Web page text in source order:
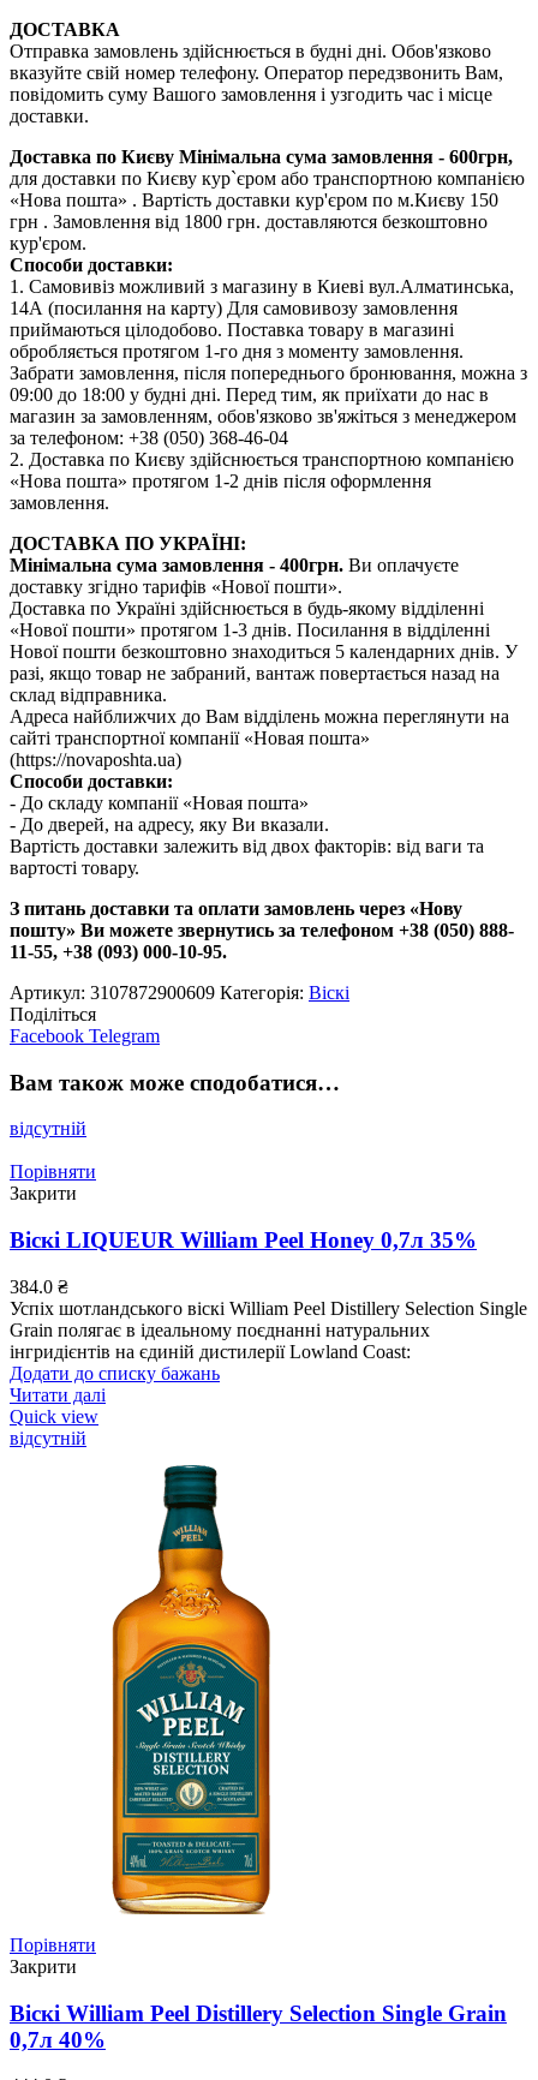
ДОСТАВКА
Отправка замовлень здійснюється в будні дні. Обов'язково
вказуйте свій номер телефону. Оператор передзвонить Вам,
повідомить суму Вашого замовлення і узгодить час і місце
доставки.
Доставка по Києву Мінімальна сума замовлення - 600грн,
для доставки по Києву кур`єром або транспортною компанією
«Нова пошта» . Вартість доставки кур'єром по м.Києву 150
грн . Замовлення від 1800 грн. доставляются безкоштовно
кур'єром.
Способи доставки:
1. Самовивіз можливий з магазину в Киеві вул.Алматинська,
14А (посилання на карту) Для самовивозу замовлення
приймаються цілодобово. Поставка товару в магазині
обробляється протягом 1-го дня з моменту замовлення.
Забрати замовлення, після попереднього бронювання, можна з
09:00 до 18:00 у будні дні. Перед тим, як приїхати до нас в
магазин за замовленням, обов'язково зв'яжіться з менеджером
за телефоном: +38 (050) 368-46-04
2. Доставка по Києву здійснюється транспортною компанією
«Нова пошта» протягом 1-2 днів після оформлення
замовлення.
ДОСТАВКА ПО УКРАЇНІ:
Мінімальна сума замовлення - 400грн. Ви оплачуєте
доставку згідно тарифів «Нової пошти».
Доставка по Україні здійснюється в будь-якому відділенні
«Нової пошти» протягом 1-3 днів. Посилання в відділенні
Нової пошти безкоштовно знаходиться 5 календарних днів. У
разі, якщо товар не забраний, вантаж повертається назад на
склад відправника.
Адреса найближчих до Вам відділень можна переглянути на
сайті транспортної компанії «Новая пошта»
(https://novaposhta.ua)
Способи доставки:
- До складу компанії «Новая пошта»
- До дверей, на адресу, яку Ви вказали.
Вартість доставки залежить від двох факторів: від ваги та
вартості товару.
З питань доставки та оплати замовлень через «Нову
пошту» Ви можете звернутись за телефоном +38 (050) 888-
11-55, +38 (093) 000-10-95.
Артикул: 3107872900609 Категорія: Віскі
Поділіться
Facebook Telegram
Вам також може сподобатися…
відсутній
Порівняти
Закрити
Віскі LIQUEUR William Peel Honey 0,7л 35%
384.0 ₴
Успіх шотландського віскі William Peel Distillery Selection Single
Grain полягає в ідеальному поєднанні натуральних
інгридієнтів на єдиній дистилерії Lowland Coast:
Додати до списку бажань
Читати далі
Quick view
відсутній
Порівняти
Закрити
Віскі William Peel Distillery Selection Single Grain
0,7л 40%